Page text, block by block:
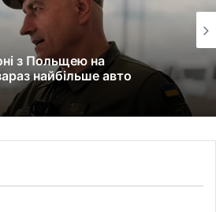
з Польщею на
найбільше авто